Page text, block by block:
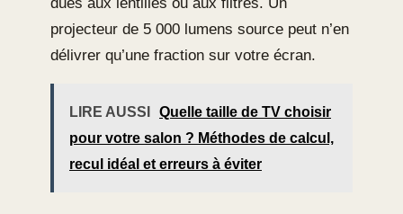
dues aux lentilles ou aux filtres. Un
projecteur de 5 000 lumens source peut n’en
délivrer qu’une fraction sur votre écran.
LIRE AUSSI
Quelle taille de TV choisir
pour votre salon ? Méthodes de calcul,
recul idéal et erreurs à éviter